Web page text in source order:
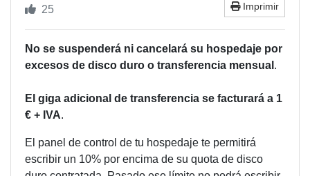
Imprimir
25
No se suspenderá ni cancelará su hospedaje por
excesos de disco duro o transferencia mensual .
El giga adicional de transferencia se facturará a 1
€ + IVA.
El panel de control de tu hospedaje te permitirá
escribir un 10% por encima de su quota de disco